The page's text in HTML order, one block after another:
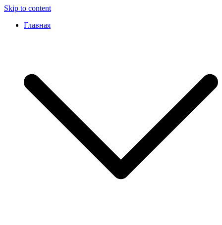
Skip to content
Главная